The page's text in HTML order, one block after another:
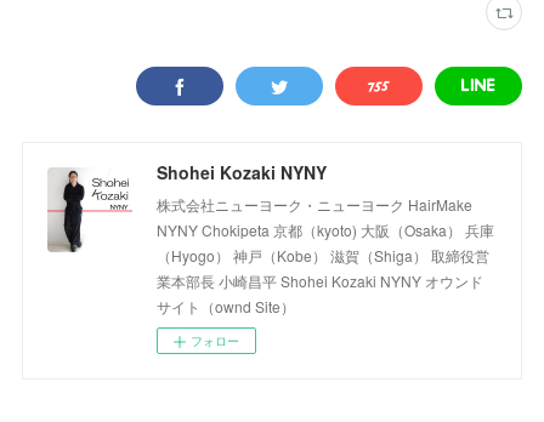
Shohei Kozaki NYNY
株式会社ニューヨーク・ニューヨーク HairMake
NYNY Chokipeta 京都（kyoto) 大阪（Osaka） 兵庫
（Hyogo） 神戸（Kobe） 滋賀（Shiga） 取締役営
業本部長 小崎昌平 Shohei Kozaki NYNY オウンド
サイト（ownd Site）
フォロー